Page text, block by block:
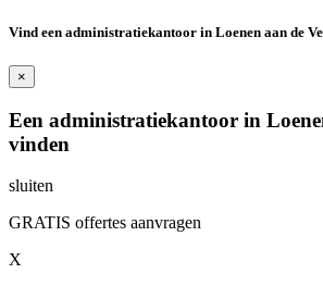
Vind een administratiekantoor in Loenen aan de
×
Een administratiekantoor in
vinden
sluiten
GRATIS offertes aanvragen
X